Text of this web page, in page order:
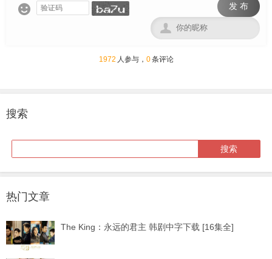
 发 布

1972 人参与， 0条评论
搜索
热门文章
The King：永远的君主 韩剧中字下载 [16集全]